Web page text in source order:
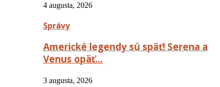
4 augusta, 2026
Správy
Americké legendy sú späť! Serena a
Venus opäť…
3 augusta, 2026